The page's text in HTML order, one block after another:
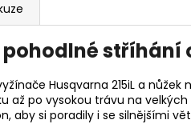
pohodlné
Husqvarna 215iL a
až po vysokou trávu na
aby si poradily i se silnějšími